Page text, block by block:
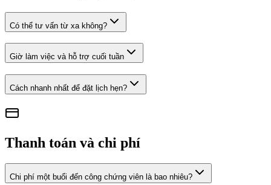
Có thể tư vấn từ xa không?
Giờ làm việc và hỗ trợ cuối tuần
Cách nhanh nhất để đặt lịch hẹn?
Thanh toán và chi phí
Chi phí một buổi đến công chứng viên là bao nhiêu?